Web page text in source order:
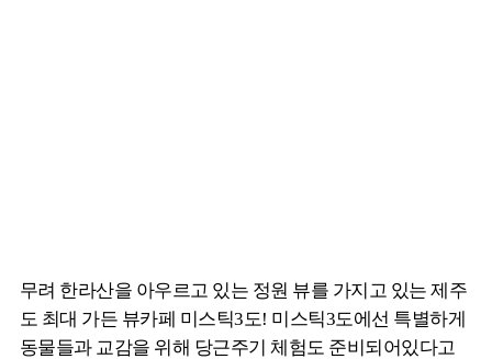
무려 한라산을 아우르고 있는 정원 뷰를 가지고 있는 제주
도 최대 가든 뷰카페 미스틱3도! 미스틱3도에선 특별하게
동물들과 교감을 위해 당근주기 체험도 준비되어있다고